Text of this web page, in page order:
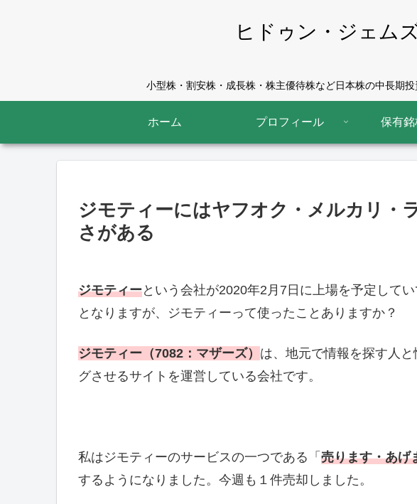
ヒドゥン・ジェム
小型株・割安株・成長株・株主優待株など日本株の中長期
ホーム プロフィール 保有
ジモティーにはヤフオク・メルカリ・
さがある
ジモティーという会社が2020年2月7日に上場を予定して
となりますが、ジモティーって使ったことありますか？
ジモティー（7082：マザーズ） は、地元で情報を探す人
グさせるサイトを運営している会社です。
私はジモティーのサービスの一つである「 売ります・あげ
するようになりました。今週も１件売却しました。